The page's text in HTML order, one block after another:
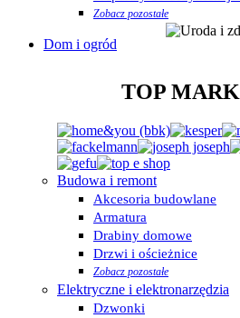
Zobacz pozostałe
Dom i ogród
TOP
Budowa i remont
Akcesoria budowlane
Armatura
Drabiny domowe
Drzwi i ościeżnice
Zobacz pozostałe
Elektryczne i elektronarzędzia
Dzwonki